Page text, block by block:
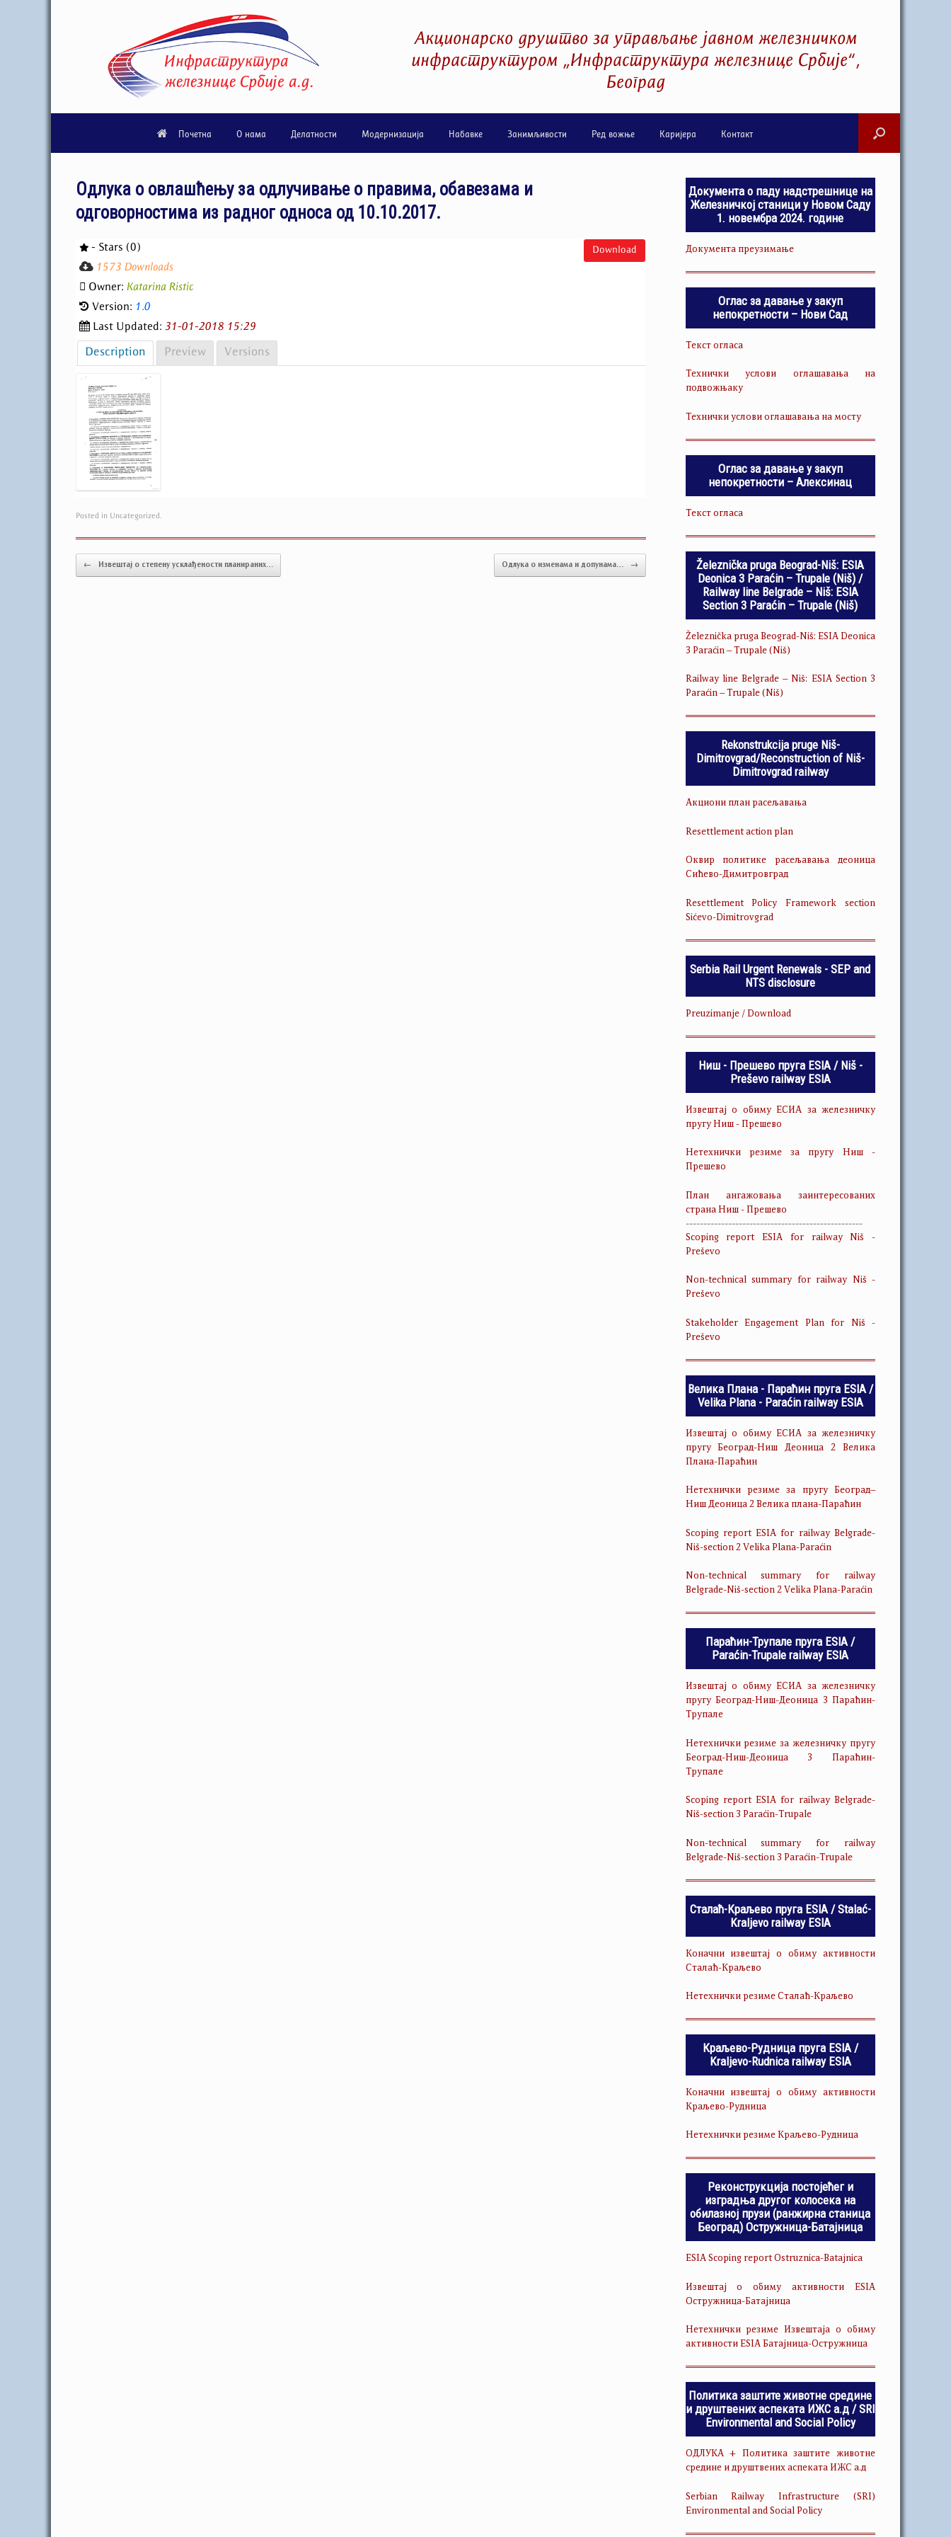
Акционарско друштво за управљање јавном железничком
инфраструктуром „Инфраструктура железнице Србије“,
Београд
Почетна О нама Делатности Модернизација Набавке Занимљивости Ред вожње Каријера Контакт
Одлука о овлашћењу за одлучивање о правима, обавезама и
одговорностима из радног односа од 10.10.2017.
Download
- Stars (0)
1573 Downloads
Owner: Katarina Ristic
Version: 1.0
Last Updated: 31-01-2018 15:29
Description Preview Versions
Posted in Uncategorized.
Post navigation
← Извештај о степену усклађености планираних… Одлука о изменама и допунама… →
Документа о паду надстрешнице на
Железничкој станици у Новом Саду
1. новембра 2024. године
Документа преузимање
Оглас за давање у закуп
непокретности – Нови Сад
Текст огласа
Технички услови оглашавања на
подвожњаку
Технички услови оглашавања на мосту
Оглас за давање у закуп
непокретности – Алексинац
Текст огласа
Železnička pruga Beograd-Niš: ESIA
Deonica 3 Paraćin – Trupale (Niš) /
Railway line Belgrade – Niš: ESIA
Section 3 Paraćin – Trupale (Niš)
Železnička pruga Beograd-Niš: ESIA Deonica
3 Paraćin – Trupale (Niš)
Railway line Belgrade – Niš: ESIA Section 3
Paraćin – Trupale (Niš)
Rekonstrukcija pruge Niš-
Dimitrovgrad/Reconstruction of Niš-
Dimitrovgrad railway
Акциони план расељавања
Resettlement action plan
Оквир политике расељавања деоница
Сићево-Димитровград
Resettlement Policy Framework section
Sićevo-Dimitrovgrad
Serbia Rail Urgent Renewals - SEP and
NTS disclosure
Preuzimanje / Download
Ниш - Прешево пруга ESIA / Niš -
Preševo railway ESIA
Извештај о обиму ЕСИА за железничку
пругу Ниш - Прешево
Нетехнички резиме за пругу Ниш -
Прешево
План ангажовања заинтересованих
страна Ниш - Прешево
--------------------------------------------------
Scoping report ESIA for railway Niš -
Preševo
Non-technical summary for railway Niš -
Preševo
Stakeholder Engagement Plan for Niš -
Preševo
Велика Плана - Параћин пруга ESIA /
Velika Plana - Paraćin railway ESIA
Извештај о обиму ЕСИА за железничку
пругу Београд-Ниш Деоница 2 Велика
Плана-Параћин
Нетехнички резиме за пругу Београд–
Ниш Деоница 2 Велика плана-Параћин
Scoping report ESIA for railway Belgrade-
Niš-section 2 Velika Plana-Paraćin
Non-technical summary for railway
Belgrade-Niš-section 2 Velika Plana-Paraćin
Параћин-Трупале пруга ESIA /
Paraćin-Trupale railway ESIA
Извештај о обиму ЕСИА за железничку
пругу Београд-Ниш-Деоница 3 Параћин-
Трупале
Нетехнички резиме за железничку пругу
Београд-Ниш-Деоница 3 Параћин-
Трупале
Scoping report ESIA for railway Belgrade-
Niš-section 3 Paraćin-Trupale
Non-technical summary for railway
Belgrade-Niš-section 3 Paraćin-Trupale
Сталаћ-Краљево пруга ESIA / Stalać-
Kraljevo railway ESIA
Коначни извештај о обиму активности
Сталаћ-Краљево
Нетехнички резиме Сталаћ-Краљево
Краљево-Рудница пруга ESIA /
Kraljevo-Rudnica railway ESIA
Коначни извештај о обиму активности
Краљево-Рудница
Нетехнички резиме Краљево-Рудница
Реконструкција постојећег и
изградња другог колосека на
обилазној прузи (ранжирна станица
Београд) Остружница-Батајница
ESIA Scoping report Ostruznica-Batajnica
Извештај о обиму активности ESIA
Остружница-Батајница
Нетехнички резиме Извештаја о обиму
активности ESIA Батајница-Остружница
Политика заштите животне средине
и друштвених аспеката ИЖС а.д / SRI
Environmental and Social Policy
ОДЛУКА + Политика заштите животне
средине и друштвених аспеката ИЖС а.д
Serbian Railway Infrastructure (SRI)
Environmental and Social Policy